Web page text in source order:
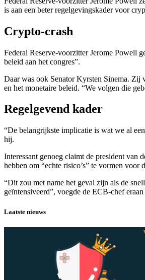
is aan een beter regelgevingskader voor
Crypto-crash
Federal Reserve-voorzitter Jerome Powell
beleid aan het congres”.
Daar was ook Senator Kyrsten Sinema. Zij
en het monetaire beleid. “We volgen die
Regelgevend kader
“De belangrijkste implicatie is wat we al
hij.
Interessant genoeg claimt de president van
hebben om “echte risico’s” te vormen voor
“Dit zou met name het geval zijn als de
geïntensiveerd”, voegde de ECB-chef
Laatste nieuws